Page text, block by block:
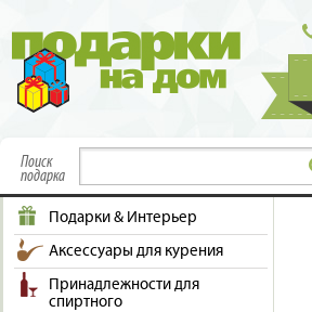
Поиск
подарка
Подарки & Интерьер
Аксессуары для курения
Принадлежности для
спиртного